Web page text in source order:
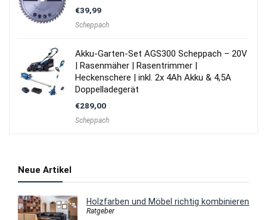
€39,99
Scheppach
Akku-Garten-Set AGS300 Scheppach – 20V
| Rasenmäher | Rasentrimmer |
Heckenschere | inkl. 2x 4Ah Akku & 4,5A
Doppelladegerät
€289,00
Scheppach
Neue Artikel
Holzfarben und Möbel richtig kombinieren
Ratgeber